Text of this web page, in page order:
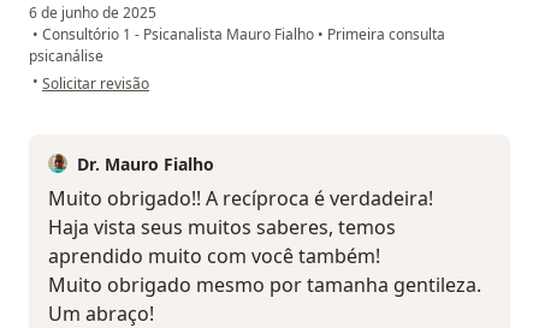
6 de junho de 2025
• Consultório 1 - Psicanalista Mauro Fialho • Primeira consulta
psicanálise
• na opinião do utilizador BCB
Solicitar revisão
Dr. Mauro Fialho
Muito obrigado!! A recíproca é verdadeira!
Haja vista seus muitos saberes, temos
aprendido muito com você também!
Muito obrigado mesmo por tamanha gentileza.
Um abraço!